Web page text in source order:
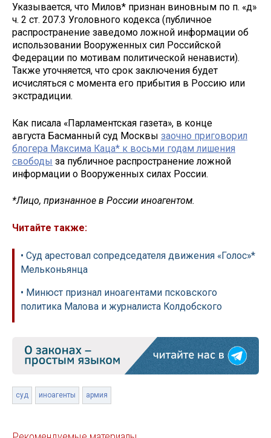
Указывается, что Милов* признан виновным по п. «д»
ч. 2 ст. 207.3 Уголовного кодекса (публичное
распространение заведомо ложной информации об
использовании Вооруженных сил Российской
Федерации по мотивам политической ненависти).
Также уточняется, что срок заключения будет
исчисляться с момента его прибытия в Россию или
экстрадиции.
Как писала «Парламентская газета», в конце
августа Басманный суд Москвы заочно приговорил
блогера Максима Каца* к восьми годам лишения
свободы за публичное распространение ложной
информации о Вооруженных силах России.
*Лицо, признанное в России иноагентом.
Читайте также:
• Суд арестовал сопредседателя движения «Голос»*
Мельконьянца
• Минюст признал иноагентами псковского
политика Малова и журналиста Колдобского
суд иноагенты армия